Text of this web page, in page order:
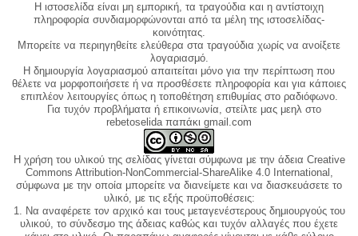
Η ιστοσελίδα είναι μη εμπορική, τα τραγούδια και η αντίστοιχη
πληροφορία συνδιαμορφώνονται από τα μέλη της ιστοσελίδας-
κοινότητας.
Μπορείτε να περιηγηθείτε ελεύθερα στα τραγούδια χωρίς να ανοίξετε
λογαριασμό.
Η δημιουργία λογαριασμού απαιτείται μόνο για την περίπτωση που
θέλετε να μορφοποιήσετε ή να προσθέσετε πληροφορία και για κάποιες
επιπλέον λειτουργίες όπως η τοποθέτηση επιθυμίας στο ραδιόφωνο.
Για τυχόν προβλήματα ή επικοινωνία, στείλτε μας μεηλ στο
rebetoselida παπάκι gmail.com
Η χρήση του υλικού της σελίδας γίνεται σύμφωνα με την άδεια Creative
Commons Attribution-NonCommercial-ShareAlike 4.0 International,
σύμφωνα με την οποία μπορείτε να διανείμετε και να διασκευάσετε το
υλικό, με τις εξής προϋποθέσεις:
1. Να αναφέρετε τον αρχικό και τους μεταγενέστερους δημιουργούς του
υλικού, το σύνδεσμο της άδειας καθώς και τυχόν αλλαγές που έχετε